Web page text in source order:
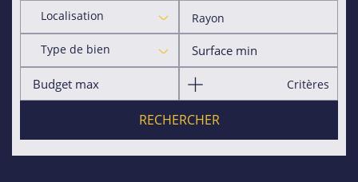
Localisation Rayon
Type de bien
Critères
RECHERCHER